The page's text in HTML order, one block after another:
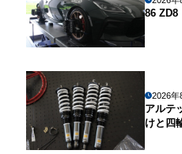
86 ZD8
2026年
アルテ
けと四